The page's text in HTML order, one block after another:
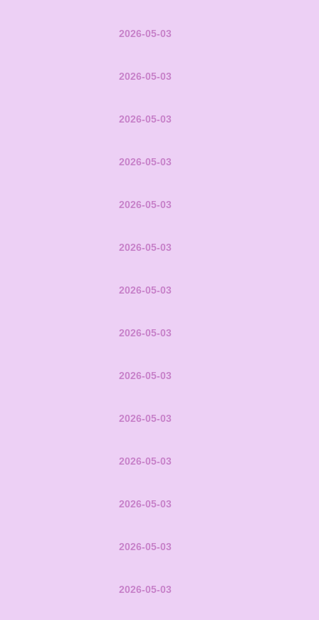
2026-05-03
2026-05-03
2026-05-03
2026-05-03
2026-05-03
2026-05-03
2026-05-03
2026-05-03
2026-05-03
2026-05-03
2026-05-03
2026-05-03
2026-05-03
2026-05-03